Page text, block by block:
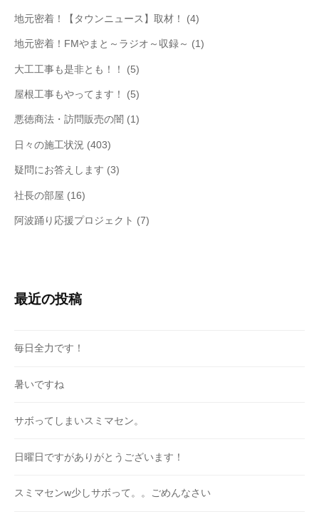
地元密着！【タウンニュース】取材！ (4)
地元密着！FMやまと～ラジオ～収録～ (1)
大工工事も是非とも！！ (5)
屋根工事もやってます！ (5)
悪徳商法・訪問販売の闇 (1)
日々の施工状況 (403)
疑問にお答えします (3)
社長の部屋 (16)
阿波踊り応援プロジェクト (7)
最近の投稿
毎日全力です！
暑いですね
サボってしまいスミマセン。
日曜日ですがありがとうございます！
スミマセンw少しサボって。。ごめんなさい